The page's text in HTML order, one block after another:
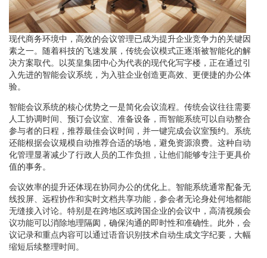
现代商务环境中，高效的会议管理已成为提升企业竞争力的关键因
素之一。随着科技的飞速发展，传统会议模式正逐渐被智能化的解
决方案取代。以英皇集团中心为代表的现代化写字楼，正在通过引
入先进的智能会议系统，为入驻企业创造更高效、更便捷的办公体
验。
智能会议系统的核心优势之一是简化会议流程。传统会议往往需要
人工协调时间、预订会议室、准备设备，而智能系统可以自动整合
参与者的日程，推荐最佳会议时间，并一键完成会议室预约。系统
还能根据会议规模自动推荐合适的场地，避免资源浪费。这种自动
化管理显著减少了行政人员的工作负担，让他们能够专注于更具价
值的事务。
会议效率的提升还体现在协同办公的优化上。智能系统通常配备无
线投屏、远程协作和实时文档共享功能，参会者无论身处何地都能
无缝接入讨论。特别是在跨地区或跨国企业的会议中，高清视频会
议功能可以消除地理隔阂，确保沟通的即时性和准确性。此外，会
议记录和重点内容可以通过语音识别技术自动生成文字纪要，大幅
缩短后续整理时间。